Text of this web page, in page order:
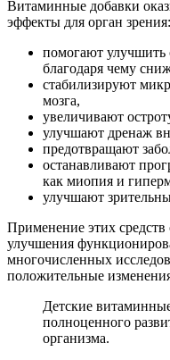
Витаминные добавки
эффекты для орган зрения:
помогают улучшить
благодаря чему
стабилизируют
мозга,
увеличивают
улучшают дренаж
предотвращают
останавливают
как миопия и
улучшают
Применение этих
улучшения
многочисленных
положительные
Детские
полноценного
организма.